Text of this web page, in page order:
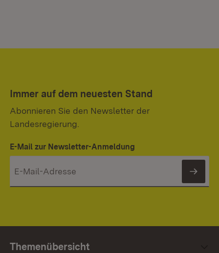
Immer auf dem neuesten Stand
Abonnieren Sie den Newsletter der
Landesregierung.
E-Mail zur Newsletter-Anmeldung
Themenübersicht